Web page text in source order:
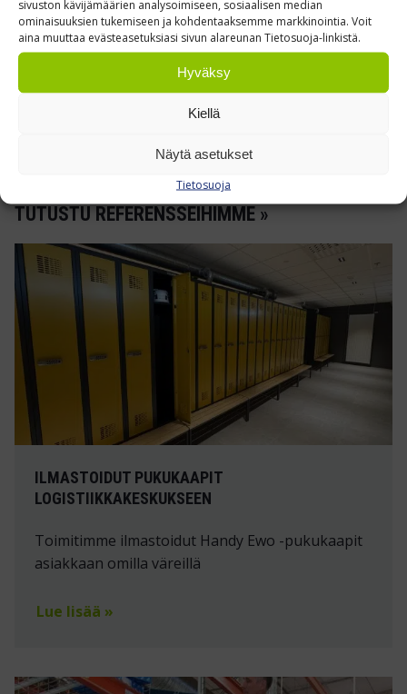
sivuston kävijämäärien analysoimiseen, sosiaalisen median
ominaisuuksien tukemiseen ja kohdentaaksemme markkinointia. Voit
aina muuttaa evästeasetuksiasi sivun alareunan Tietosuoja-linkistä.
Hyväksy
Kiellä
Näytä asetukset
Tietosuoja
Koko (L × K): 600 × 800 mm
Peilipinta: kirkas akryyli, UV‑suojattu
Runko: iskunkestävä polystyreeni
Kiinnike vakiona: Ø 76 mm putkikiinnitin
TUTUSTU REFERENSSEIHIMME »
ILMASTOIDUT PUKUKAAPIT
LOGISTIIKKAKESKUKSEEN
Toimitimme ilmastoidut Handy Ewo -pukukaapit
asiakkaan omilla väreillä
Lue lisää »